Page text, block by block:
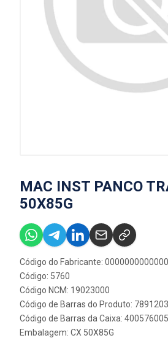
MAC INST PANCO
50X85G
Código do Fabricante:
Código: 5760
Código NCM: 19023000
Código de Barras do Produto:
Código de Barras da Caixa:
Embalagem: CX 50X85G